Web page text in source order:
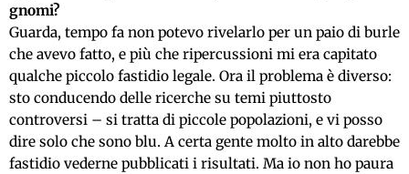
gnomi?
Guarda, tempo fa non potevo rivelarlo per un paio di burle
che avevo fatto, e più che ripercussioni mi era capitato
qualche piccolo fastidio legale. Ora il problema è diverso:
sto conducendo delle ricerche su temi piuttosto
controversi – si tratta di piccole popolazioni, e vi posso
dire solo che sono blu. A certa gente molto in alto darebbe
fastidio vederne pubblicati i risultati. Ma io non ho paura